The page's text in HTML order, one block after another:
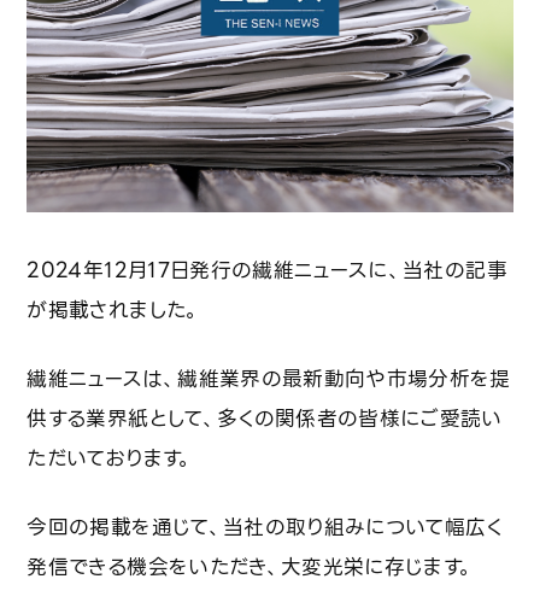
廃棄物水素転換プロセス
デジタルプラットフォーム「REBORN」
トレーサビリティとCSR対応
前処理最適化プロセス
技術レポート
環境への取り組み
カーボンニュートラル戦略
2024年12月17日発行の繊維ニュースに、当社の記事
が掲載されました。
繊維ニュースは、繊維業界の最新動向や市場分析を提
供する業界紙として、多くの関係者の皆様にご愛読い
ただいております。
今回の掲載を通じて、当社の取り組みについて幅広く
発信できる機会をいただき、大変光栄に存じます。